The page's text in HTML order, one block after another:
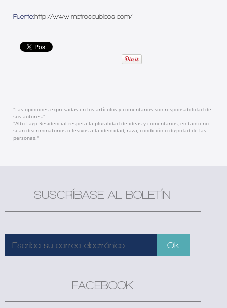
Fuente:http://www.metroscubicos.com/
"Las opiniones expresadas en los artículos y comentarios son responsabilidad de
sus autores."
"Alto Lago Residencial respeta la pluralidad de ideas y comentarios, en tanto no
sean discriminatorios o lesivos a la identidad, raza, condición o dignidad de las
personas."
SUSCRÍBASE AL BOLETÍN
FACEBOOK